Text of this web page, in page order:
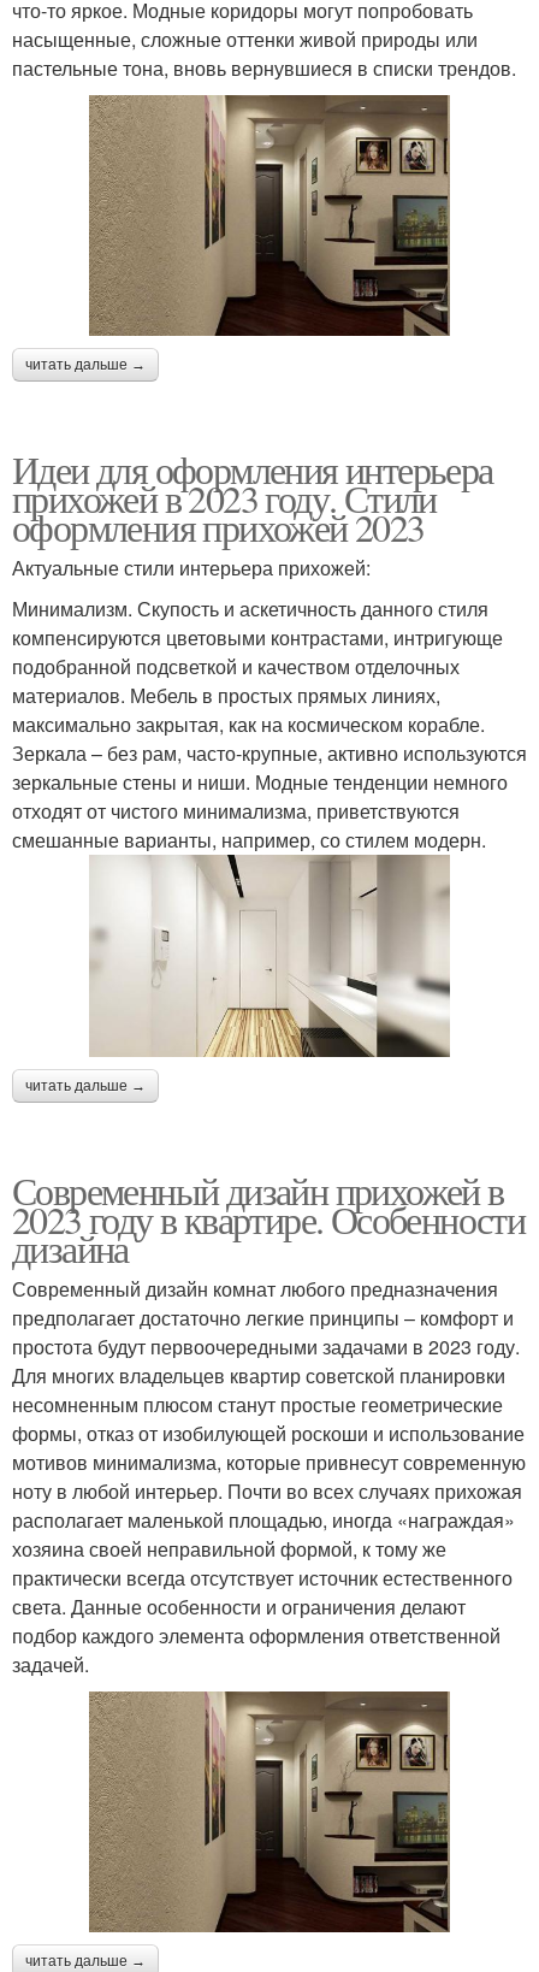
что-то яркое. Модные коридоры могут попробовать
насыщенные, сложные оттенки живой природы или
пастельные тона, вновь вернувшиеся в списки трендов.
читать дальше →
Идеи для оформления интерьера
прихожей в 2023 году. Стили
оформления прихожей 2023
Актуальные стили интерьера прихожей:
Минимализм. Скупость и аскетичность данного стиля
компенсируются цветовыми контрастами, интригующе
подобранной подсветкой и качеством отделочных
материалов. Мебель в простых прямых линиях,
максимально закрытая, как на космическом корабле.
Зеркала – без рам, часто-крупные, активно используются
зеркальные стены и ниши. Модные тенденции немного
отходят от чистого минимализма, приветствуются
смешанные варианты, например, со стилем модерн.
читать дальше →
Современный дизайн прихожей в
2023 году в квартире. Особенности
дизайна
Современный дизайн комнат любого предназначения
предполагает достаточно легкие принципы – комфорт и
простота будут первоочередными задачами в 2023 году.
Для многих владельцев квартир советской планировки
несомненным плюсом станут простые геометрические
формы, отказ от изобилующей роскоши и использование
мотивов минимализма, которые привнесут современную
ноту в любой интерьер. Почти во всех случаях прихожая
располагает маленькой площадью, иногда «награждая»
хозяина своей неправильной формой, к тому же
практически всегда отсутствует источник естественного
света. Данные особенности и ограничения делают
подбор каждого элемента оформления ответственной
задачей.
читать дальше →